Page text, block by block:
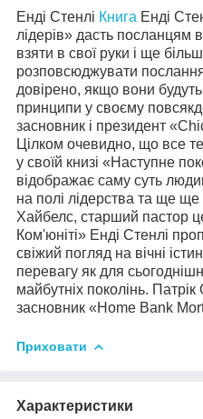
Енді Стенлі Книга Енді
лідерів» дасть посланцям
взяти в свої руки і ще
розповсюджувати послання
довірено, якщо вони будуть
принципи у своєму
засновник і президент
Цілком очевидно, що все
у своїй книзі «Наступне
відображає саму суть
на полі лідерства та ще
Хайбелс, старший пастор
Ком'юніті» Енді Стенлі
свіжий погляд на вічні
перевагу як для
майбутніх поколінь.
засновник «Home Bank
Приховати
Характеристики